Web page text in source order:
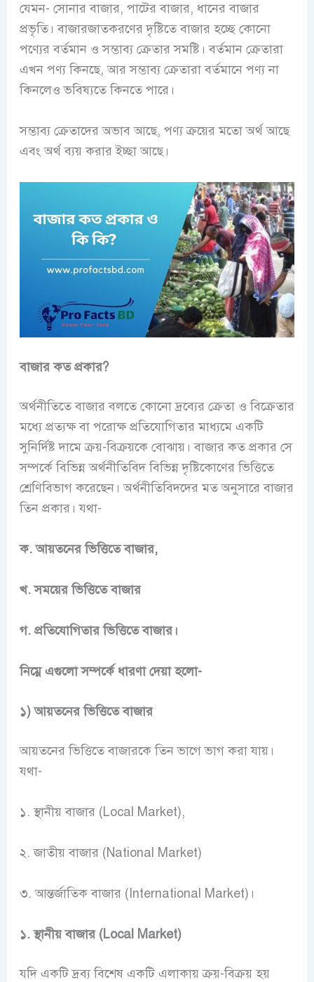
যেমন- সোনার বাজার, পাটের বাজার, ধানের বাজার
প্রভৃতি। বাজারজাতকরণের দৃষ্টিতে বাজার হচ্ছে কোনো
পণ্যের বর্তমান ও সম্ভাব্য ক্রেতার সমষ্টি। বর্তমান ক্রেতারা
এখন পণ্য কিনছে, আর সম্ভাব্য ক্রেতারা বর্তমানে পণ্য না
কিনলেও ভবিষ্যতে কিনতে পারে।
সম্ভাব্য ক্রেতাদের অভাব আছে, পণ্য ক্রয়ের মতো অর্থ আছে
এবং অর্থ ব্যয় করার ইচ্ছা আছে।
বাজার কত প্রকার?
অর্থনীতিতে বাজার বলতে কোনো দ্রব্যের ক্রেতা ও বিক্রেতার
মধ্যে প্রত্যক্ষ বা পরোক্ষ প্রতিযোগিতার মাধ্যমে একটি
সুনির্দিষ্ট দামে ক্রয়-বিক্রয়কে বোঝায়। বাজার কত প্রকার সে
সম্পর্কে বিভিন্ন অর্থনীতিবিদ বিভিন্ন দৃষ্টিকোণের ভিত্তিতে
শ্রেণিবিভাগ করেছেন। অর্থনীতিবিদদের মত অনুসারে বাজার
তিন প্রকার। যথা-
ক. আয়তনের ভিত্তিতে বাজার,
খ. সময়ের ভিত্তিতে বাজার
গ. প্রতিযোগিতার ভিত্তিতে বাজার।
নিম্নে এগুলো সম্পর্কে ধারণা দেয়া হলো-
১) আয়তনের ভিত্তিতে বাজার
আয়তনের ভিত্তিতে বাজারকে তিন ভাগে ভাগ করা যায়।
যথা-
১. স্থানীয় বাজার (Local Market),
২. জাতীয় বাজার (National Market)
৩. আন্তর্জাতিক বাজার (International Market)।
১. স্থানীয় বাজার (Local Market)
যদি একটি দ্রব্য বিশেষ একটি এলাকায় ক্রয়-বিক্রয় হয়